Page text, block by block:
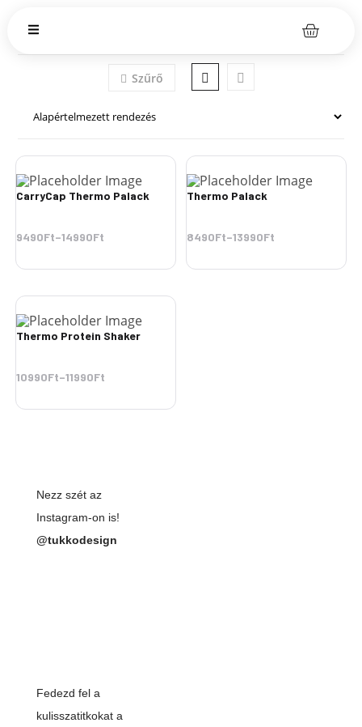
Szűrő
CarryCap Thermo Palack
9490Ft–14990Ft
Thermo Palack
8490Ft–13990Ft
Thermo Protein Shaker
10990Ft–11990Ft
Nezz szét az
Instagram-on is!
@tukkodesign
Fedezd fel a
kulisszatitkokat a